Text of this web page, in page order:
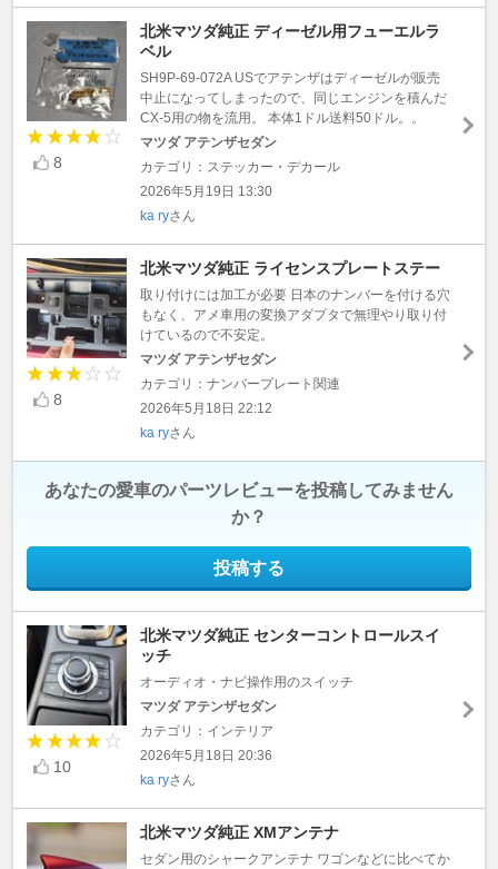
8
北米マツダ純正 ディーゼル用フューエルラ
ベル
SH9P-69-072A USでアテンザはディーゼルが販売
中止になってしまったので、同じエンジンを積んだ
CX-5用の物を流用。 本体1ドル送料50ドル。。
マツダ アテンザセダン
カテゴリ：ステッカー・デカール
2026年5月19日 13:30
ka ryさん
8
北米マツダ純正 ライセンスプレートステー
取り付けには加工が必要 日本のナンバーを付ける穴
もなく、アメ車用の変換アダプタで無理やり取り付
けているので不安定。
マツダ アテンザセダン
カテゴリ：ナンバープレート関連
2026年5月18日 22:12
ka ryさん
あなたの愛車のパーツレビューを投稿してみません
か？
投稿する
10
北米マツダ純正 センターコントロールスイ
ッチ
オーディオ・ナビ操作用のスイッチ
マツダ アテンザセダン
カテゴリ：インテリア
2026年5月18日 20:36
ka ryさん
北米マツダ純正 XMアンテナ
セダン用のシャークアンテナ ワゴンなどに比べてか